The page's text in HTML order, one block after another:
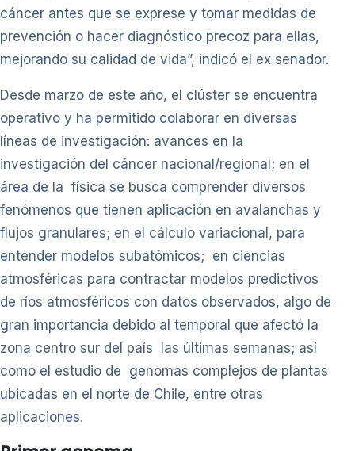
cáncer antes que se exprese y tomar medidas de
prevención o hacer diagnóstico precoz para ellas,
mejorando su calidad de vida”, indicó el ex senador.
Desde marzo de este año, el clúster se encuentra
operativo y ha permitido colaborar en diversas
líneas de investigación: avances en la
investigación del cáncer nacional/regional; en el
área de la física se busca comprender diversos
fenómenos que tienen aplicación en avalanchas y
flujos granulares; en el cálculo variacional, para
entender modelos subatómicos; en ciencias
atmosféricas para contractar modelos predictivos
de ríos atmosféricos con datos observados, algo de
gran importancia debido al temporal que afectó la
zona centro sur del país las últimas semanas; así
como el estudio de genomas complejos de plantas
ubicadas en el norte de Chile, entre otras
aplicaciones.